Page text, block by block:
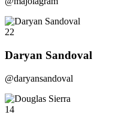
22
Daryan Sandoval
@daryansandoval
14